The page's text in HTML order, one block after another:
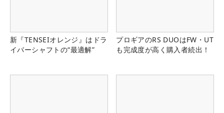
新『TENSEIオレンジ』はドラ
イバーシャフトの“最適解”
プロギアのRS DUOはFW・UT
も完成度が高く購入者続出！